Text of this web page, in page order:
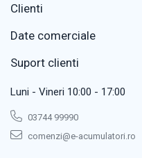
Clienti
Date comerciale
Suport clienti
Luni - Vineri 10:00 - 17:00
03744 99990
comenzi@e-acumulatori.ro